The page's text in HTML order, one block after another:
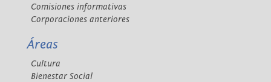
Comisiones informativas
Corporaciones anteriores
Áreas
Cultura
Bienestar Social